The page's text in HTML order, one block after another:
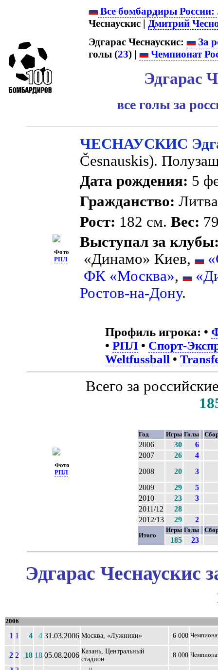
Все бомбардиры России:
Чеснаускис | Дмитрий
Эдгарас Чеснаускис:
За
голы (23) | Чемпионат
Эдгарас
все голы за
Фото
РПЛ
ЧЕСНАУСКИС
Česnauskis).
Дата рождения: 5
Гражданство:
Рост: 182 см.Вес:
Выступал за
«Динамо» Киев,
ФК «Москва»,
Ростов-на-Дону.
Профиль игрока: •
• РПЛ• Спорт-
Weltfussball •
Фото
РПЛ
Всего за
Год Игры Голы
2006 30
6
2007
26
4
2008
20
3
2009
29
5
2010
23
3
2011/12
28
2012/13
29 2
Итого
Игры Голы
185 23
Эдгарас Чеснаускис
2006
1 1 4 4 31.03.2006 Москва, «Лужники» 6 000
2 2 18 18 05.08.2006 Казань, Центральный
стадион
8 000